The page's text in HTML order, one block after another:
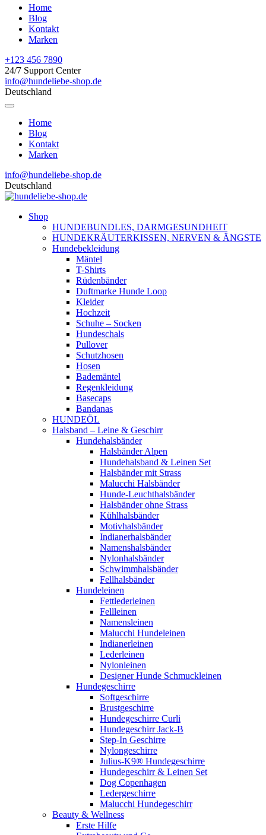
Home
Blog
Kontakt
Marken
+123 456 7890
24/7 Support Center
info@hundeliebe-shop.de
Deutschland
Home
Blog
Kontakt
Marken
info@hundeliebe-shop.de
Deutschland
Shop
HUNDEBUNDLES, DARMGESUNDHEIT
HUNDEKRÄUTERKISSEN, NERVEN & ÄNGSTE
Hundebekleidung
Mäntel
T-Shirts
Rüdenbänder
Duftmarke Hunde Loop
Kleider
Hochzeit
Schuhe – Socken
Hundeschals
Pullover
Schutzhosen
Hosen
Bademäntel
Regenkleidung
Basecaps
Bandanas
HUNDEÖL
Halsband – Leine & Geschirr
Hundehalsbänder
Halsbänder Alpen
Hundehalsband & Leinen Set
Halsbänder mit Strass
Malucchi Halsbänder
Hunde-Leuchthalsbänder
Halsbänder ohne Strass
Kühlhalsbänder
Motivhalsbänder
Indianerhalsbänder
Namenshalsbänder
Nylonhalsbänder
Schwimmhalsbänder
Fellhalsbänder
Hundeleinen
Fettlederleinen
Fellleinen
Namensleinen
Malucchi Hundeleinen
Indianerleinen
Lederleinen
Nylonleinen
Designer Hunde Schmuckleinen
Hundegeschirre
Softgeschirre
Brustgeschirre
Hundegeschirre Curli
Hundegeschirr Jack-B
Step-In Geschirre
Nylongeschirre
Julius-K9® Hundegeschirre
Hundegeschirr & Leinen Set
Dog Copenhagen
Ledergeschirre
Malucchi Hundegeschirr
Beauty & Wellness
Erste Hilfe